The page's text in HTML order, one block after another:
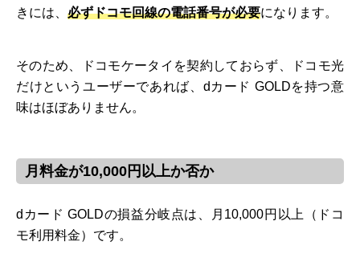
きには、 必ずドコモ回線の電話番号が必要になります。
そのため、ドコモケータイを契約しておらず、ドコモ光
だけというユーザーであれば、dカード GOLDを持つ意
味はほぼありません。
月料金が10,000円以上か否か
dカード GOLDの損益分岐点は、月10,000円以上（ドコ
モ利用料金）です。